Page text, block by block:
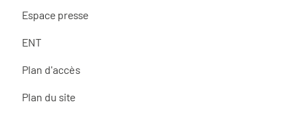
Espace presse
ENT
Plan d'accès
Plan du site